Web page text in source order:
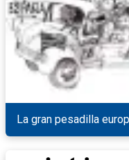
La gran pesadilla